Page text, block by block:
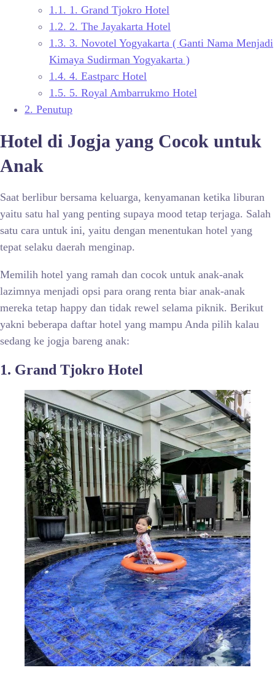
1.1. 1. Grand Tjokro Hotel
1.2. 2. The Jayakarta Hotel
1.3. 3. Novotel Yogyakarta ( Ganti Nama Menjadi
Kimaya Sudirman Yogyakarta )
1.4. 4. Eastparc Hotel
1.5. 5. Royal Ambarrukmo Hotel
2. Penutup
Hotel di Jogja yang Cocok untuk
Anak
Saat berlibur bersama keluarga, kenyamanan ketika liburan
yaitu satu hal yang penting supaya mood tetap terjaga. Salah
satu cara untuk ini, yaitu dengan menentukan hotel yang
tepat selaku daerah menginap.
Memilih hotel yang ramah dan cocok untuk anak-anak
lazimnya menjadi opsi para orang renta biar anak-anak
mereka tetap happy dan tidak rewel selama piknik. Berikut
yakni beberapa daftar hotel yang mampu Anda pilih kalau
sedang ke jogja bareng anak:
1. Grand Tjokro Hotel